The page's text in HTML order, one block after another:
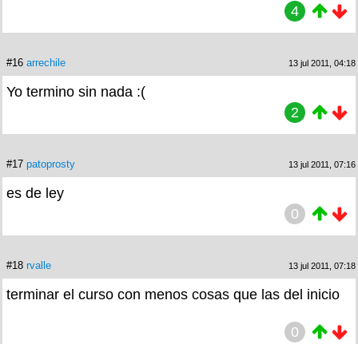
4
#16 arrechile 13 jul 2011, 04:18
Yo termino sin nada :(
2
#17 patoprosty 13 jul 2011, 07:16
es de ley
0
#18 rvalle 13 jul 2011, 07:18
terminar el curso con menos cosas que las del inicio
0